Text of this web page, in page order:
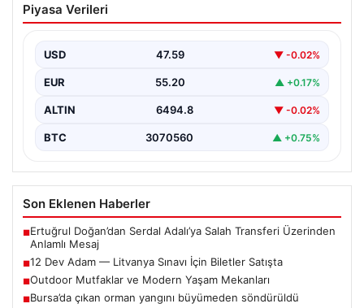
Biletler Satışta
kapsamındaki Litvanya maçı için biletler resmi…
Piyasa Verileri
USD 47.59 ▼ -0.02%
EUR 55.20 ▲ +0.17%
ALTIN 6494.8 ▼ -0.02%
BTC 3070560 ▲ +0.75%
Son Eklenen Haberler
■Ertuğrul Doğan’dan Serdal Adalı’ya Salah Transferi Üzerinden
Anlamlı Mesaj
■12 Dev Adam — Litvanya Sınavı İçin Biletler Satışta
■Outdoor Mutfaklar ve Modern Yaşam Mekanları
■Bursa’da çıkan orman yangını büyümeden söndürüldü